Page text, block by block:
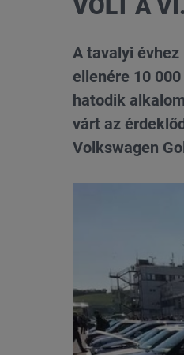
VOLT A
A tavalyi
ellenére 10
hatodik
várt az
Volkswagen